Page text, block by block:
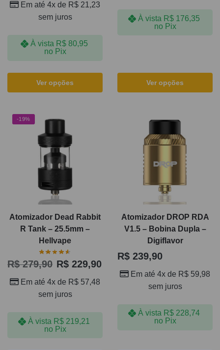
Em até 4x de R$ 21,23
sem juros
À vista R$80,95
no Pix
Ver opções
À vista R$ 176,35
no Pix
Ver opções
-19%
Atomizador Dead Rabbit
R Tank – 25.5mm –
Hellvape
R$279,90 R$ 229,90
Em até 4x de R$ 57,48
sem juros
À vista R$ 219,21
no Pix
Atomizador DROP RDA
V1.5 – Bobina Dupla –
Digiflavor
R$ 239,90
Em até 4x de R$ 59,98
sem juros
À vista R$ 228,74
no Pix